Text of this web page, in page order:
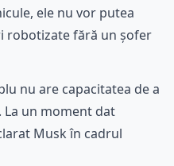
ele nu vor putea
robotizate fără un șofer
nu are capacitatea de a
La un moment dat
Musk în cadrul